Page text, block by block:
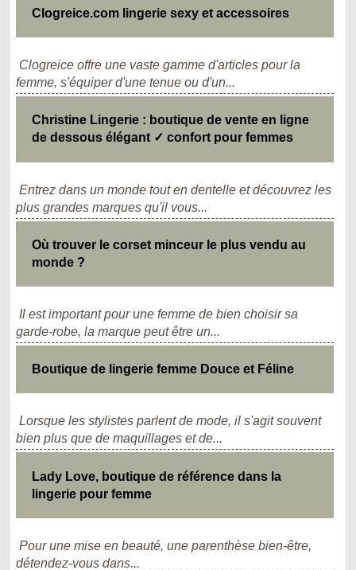
Clogreice.com lingerie sexy et accessoires
Clogreice offre une vaste gamme d'articles pour la
femme, s'équiper d'une tenue ou d'un...
Christine Lingerie : boutique de vente en ligne
de dessous élégant ✓ confort pour femmes
Entrez dans un monde tout en dentelle et découvrez les
plus grandes marques qu'il vous...
Où trouver le corset minceur le plus vendu au
monde ?
Il est important pour une femme de bien choisir sa
garde-robe, la marque peut être un...
Boutique de lingerie femme Douce et Féline
Lorsque les stylistes parlent de mode, il s'agit souvent
bien plus que de maquillages et de...
Lady Love, boutique de référence dans la
lingerie pour femme
Pour une mise en beauté, une parenthèse bien-être,
détendez-vous dans...